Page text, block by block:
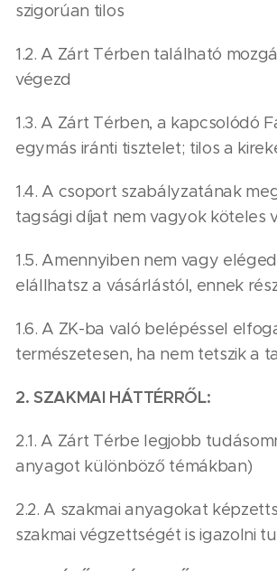
szigorúan tilos
1.2. A Zárt Térben található
végezd
1.3. A Zárt Térben, a kapcsolódó
egymás iránti tisztelet; tilos a
1.4. A csoport szabályzatának
tagsági díjat nem vagyok köteles
1.5. Amennyiben nem vagy
elállhatsz a vásárlástól, ennek
1.6. A ZK-ba való belépéssel
természetesen, ha nem tetszik a
2. SZAKMAI HÁTTÉRRŐL:
2.1. A Zárt Térbe legjobb
anyagot különböző témákban)
2.2. A szakmai anyagokat
szakmai végzettségét is igazolni